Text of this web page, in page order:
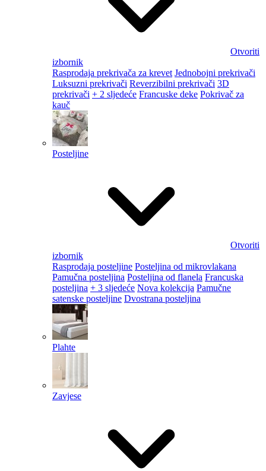
Otvoriti
izbornik
Rasprodaja prekrivača za krevet Jednobojni prekrivači
Luksuzni prekrivači Reverzibilni prekrivači 3D
prekrivači + 2 sljedeće Francuske deke Pokrivač za
kauč
Posteljine
Otvoriti
izbornik
Rasprodaja posteljine Posteljina od mikrovlakana
Pamučna posteljina Posteljina od flanela Francuska
posteljina + 3 sljedeće Nova kolekcija Pamučne
satenske posteljine Dvostrana posteljina
Plahte
Zavjese